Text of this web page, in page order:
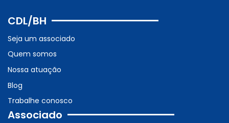
CDL/BH
Seja um associado
Quem somos
Nossa atuação
Blog
Trabalhe conosco
Associado